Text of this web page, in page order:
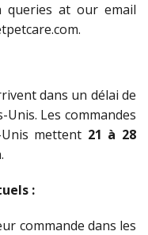
queries at our email
.
dans un délai de
Les commandes
mettent 21 à 28
:
commande dans les